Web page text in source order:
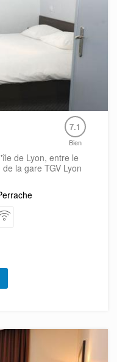
7.1
Bien
de Lyon, entre le
la gare TGV Lyon